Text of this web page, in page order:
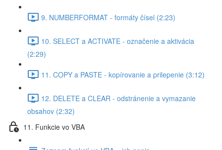
9. NUMBERFORMAT - formáty čísel (2:23)
10. SELECT a ACTIVATE - označenie a aktivácia
(2:29)
11. COPY a PASTE - kopírovanie a prilepenie (3:12)
12. DELETE a CLEAR - odstránenie a vymazanie
obsahov (2:32)
11. Funkcie vo VBA